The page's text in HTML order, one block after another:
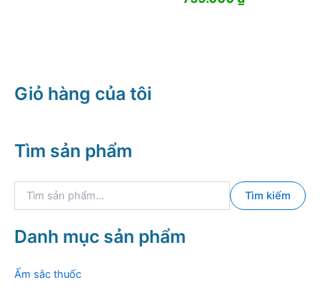
Giỏ hàng của tôi
Tìm sản phẩm
k
i
m
Tìm kiếm
Danh mục sản phẩm
Ấm sắc thuốc